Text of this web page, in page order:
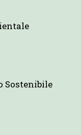
Sostenibile